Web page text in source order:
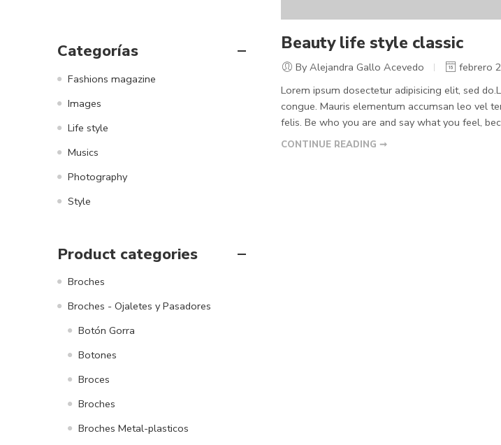
Beauty life style classic
By Alejandra Gallo Acevedo
febrero
Lorem ipsum dosectetur adipisicing elit, sed
congue. Mauris elementum accumsan leo vel
felis. Be who you are and say what you feel,
CONTINUE READING ➞
Categorías
Fashions magazine
Images
Life style
Musics
Photography
Style
Product categories
Broches
Broches - Ojaletes y Pasadores
Botón Gorra
Botones
Broces
Broches
Broches Metal-plasticos